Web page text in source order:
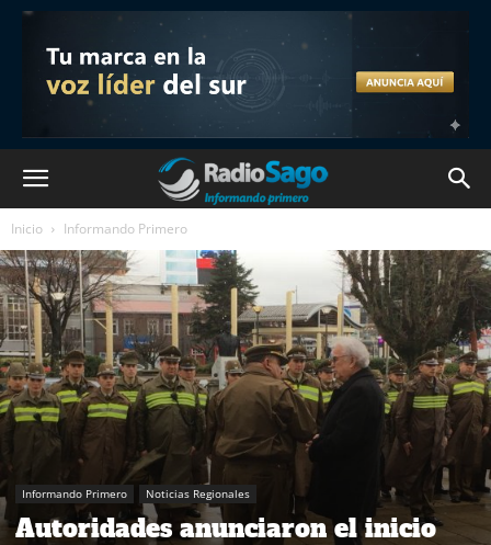
Inicio Informando Primero
Informando Primero Noticias Regionales
Autoridades anunciaron el inicio